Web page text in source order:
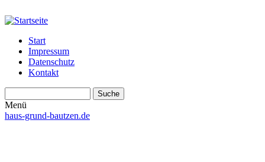
Start
Impressum
Datenschutz
Kontakt
Suchformular
Menü
haus-grund-bautzen.de